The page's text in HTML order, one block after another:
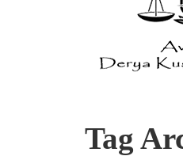
Tag